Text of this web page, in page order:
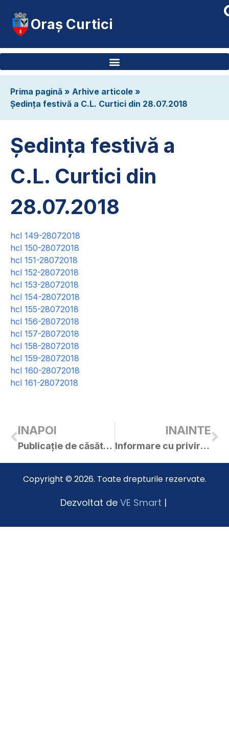
Oraș Curtici
Prima pagină » Arhive articole »
Ședința festivă a C.L. Curtici din 28.07.2018
Ședința festivă a
C.L. Curtici din
28.07.2018
hcl 149-28072018
hcl 150-28072018
hcl 151-28072018
hcl 152-28072018
hcl 153-28072018
hcl 154-28072018
hcl 155-28072018
hcl 156-28072018
hcl 157-28072018
hcl 158-28072018
hcl 159-28072018
hcl 160-28072018
hcl 161-28072018
INAPOI
Publicație de căsătorie – Cîrpaci Sorin / Stancu Helga
INAINTE
Informare cu privire la pesta porcină africană
Copyright © 2026. Toate drepturile rezervate.
Dezvoltat de VE Smart |